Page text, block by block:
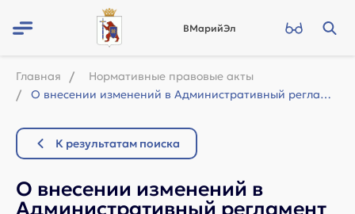
ВМарийЭл
Главная
Нормативные правовые акты
О внесении изменений в Административный регламент предоставления муниципальной у...
К результатам поиска
О внесении изменений в
Административный регламент